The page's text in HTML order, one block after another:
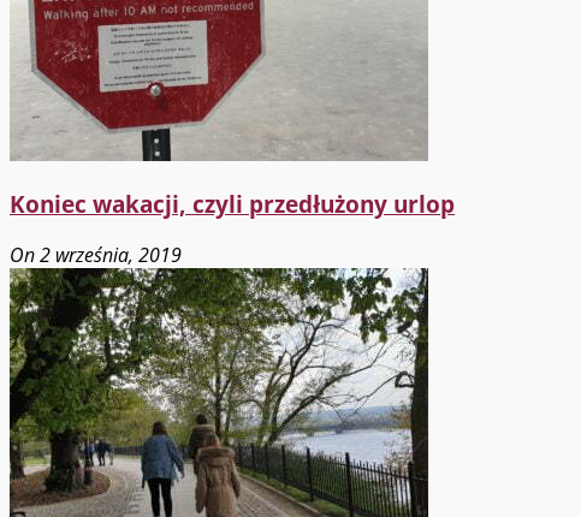
Koniec wakacji, czyli przedłużony urlop
On 2 września, 2019